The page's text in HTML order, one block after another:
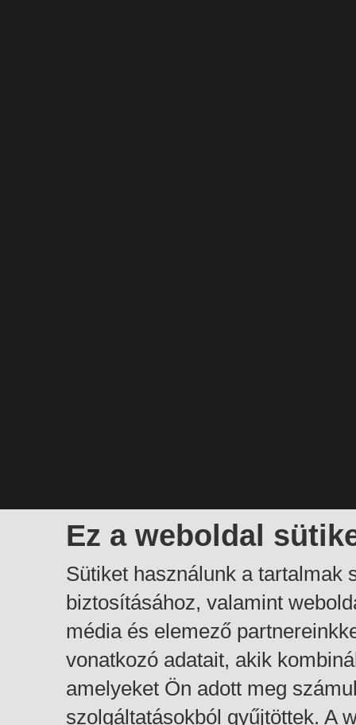
Ez a weboldal
Sütiket használunk a tartalmak
biztosításához, valamint
média és elemező
vonatkozó adatait, akik
amelyeket Ön adott meg
szolgáltatásokból gyűjtöttek. A